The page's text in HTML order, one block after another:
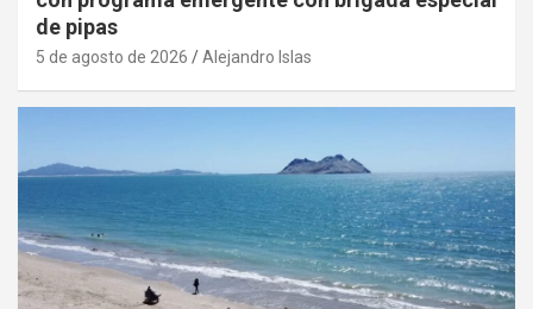
de pipas
5 de agosto de 2026 Alejandro Islas